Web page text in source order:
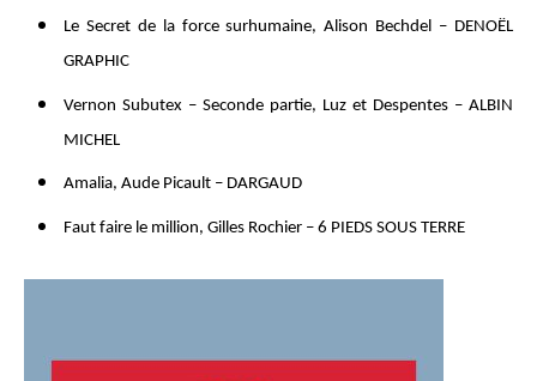
Le Secret de la force surhumaine, Alison Bechdel – DENOËL
GRAPHIC
Vernon Subutex – Seconde partie, Luz et Despentes – ALBIN
MICHEL
Amalia, Aude Picault – DARGAUD
Faut faire le million, Gilles Rochier – 6 PIEDS SOUS TERRE